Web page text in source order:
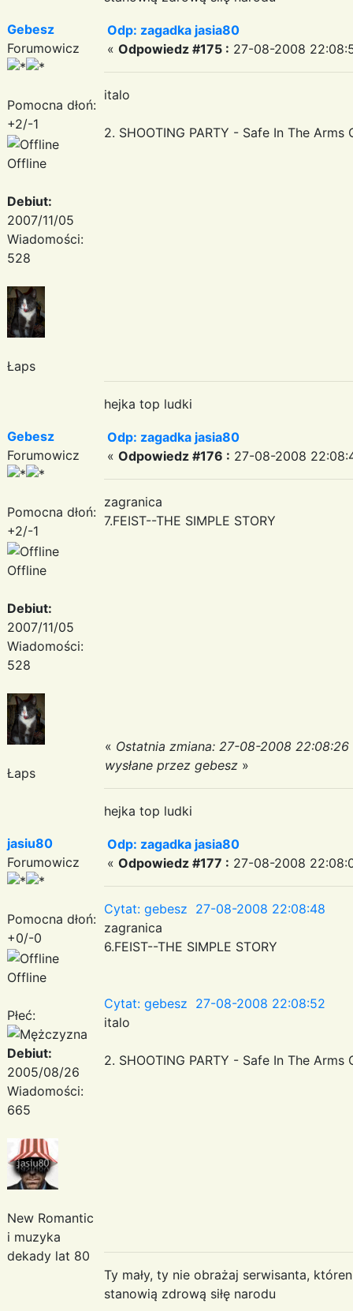
Gebesz
Forumowicz
Pomocna dłoń:
+2/-1
Offline
Debiut:
2007/11/05
Wiadomości:
528
Łaps
Odp: zagadka jasia80
« Odpowiedz #175 : 27-08-2008
italo
2. SHOOTING PARTY - Safe In The Arms
hejka top ludki
Gebesz
Forumowicz
Pomocna dłoń:
+2/-1
Offline
Debiut:
2007/11/05
Wiadomości:
528
Łaps
Odp: zagadka jasia80
« Odpowiedz #176 : 27-08-2008
zagranica
7.FEIST--THE SIMPLE STORY
« Ostatnia zmiana: 27-08-2008 22:08:26
wysłane przez gebesz »
hejka top ludki
jasiu80
Forumowicz
Pomocna dłoń:
+0/-0
Offline
Płeć:
Debiut:
2005/08/26
Wiadomości:
665
New Romantic
i muzyka
dekady lat 80
Odp: zagadka jasia80
« Odpowiedz #177 : 27-08-2008
Cytat: gebesz 27-08-2008 22:08:48
zagranica
6.FEIST--THE SIMPLE STORY
Cytat: gebesz 27-08-2008 22:08:52
italo
2. SHOOTING PARTY - Safe In The Arms
Ty mały, ty nie obrażaj serwisanta,
stanowią zdrową siłę narodu